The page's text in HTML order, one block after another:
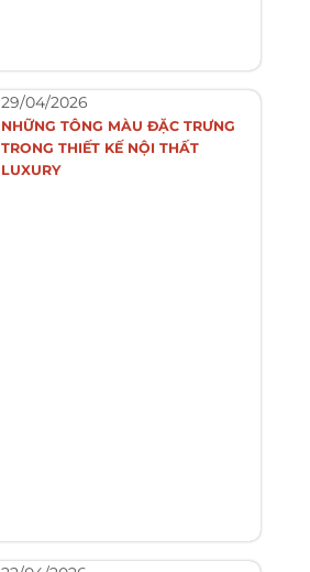
29/04/2026
NHỮNG TÔNG MÀU ĐẶC TRƯNG
TRONG THIẾT KẾ NỘI THẤT
LUXURY